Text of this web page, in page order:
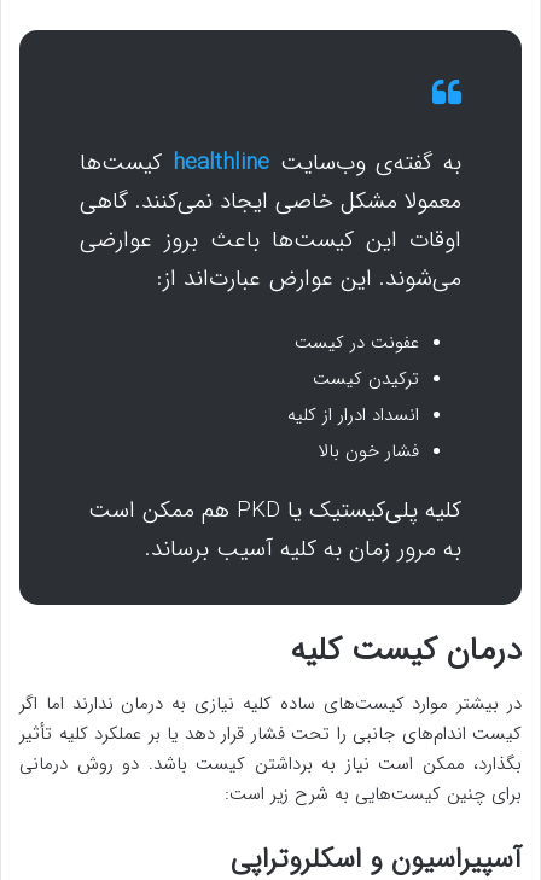
به گفته‌ی وب‌سایتhealthline کیست‌ها
معمولا مشکل خاصی ایجاد نمی‌کنند. گاهی
اوقات این کیست‌ها باعث بروز عوارضی
می‌شوند. این عوارض عبارت‌اند از:
عفونت در کیست
ترکیدن کیست
انسداد ادرار از کلیه
فشار خون بالا
کلیه پلی‌کیستیک یا PKD هم ممکن است
به مرور زمان به کلیه آسیب برساند.
درمان کیست کلیه
در بیشتر موارد کیست‌های ساده کلیه نیازی به درمان ندارند اما اگر
کیست اندام‌های جانبی را تحت فشار قرار دهد یا بر عملکرد کلیه تأثیر
بگذارد، ممکن است نیاز به برداشتن کیست باشد. دو روش درمانی
برای چنین کیست‌هایی به شرح زیر است:
آسپیراسیون و اسکلروتراپی